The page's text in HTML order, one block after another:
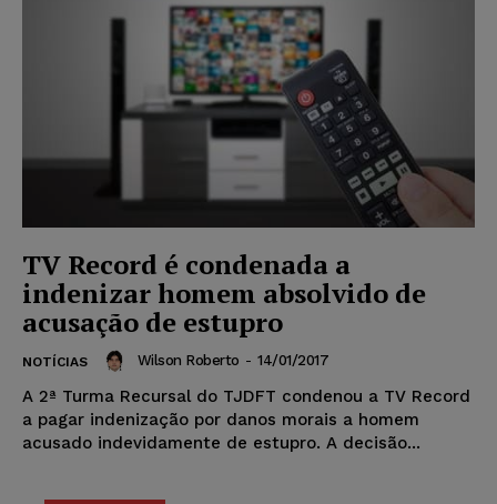
TV Record é condenada a
indenizar homem absolvido de
acusação de estupro
NOTÍCIAS Wilson Roberto - 14/01/2017
A 2ª Turma Recursal do TJDFT condenou a TV Record
a pagar indenização por danos morais a homem
acusado indevidamente de estupro. A decisão...